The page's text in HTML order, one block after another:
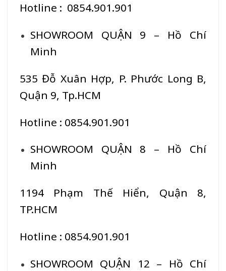
Hotline : 0854.901.901
SHOWROOM QUẬN 9 – Hồ Chí
Minh
535 Đỗ Xuân Hợp, P. Phước Long B,
Quận 9, Tp.HCM
Hotline : 0854.901.901
SHOWROOM QUẬN 8 – Hồ Chí
Minh
1194 Phạm Thế Hiển, Quận 8,
TP.HCM
Hotline : 0854.901.901
SHOWROOM QUẬN 12 – Hồ Chí